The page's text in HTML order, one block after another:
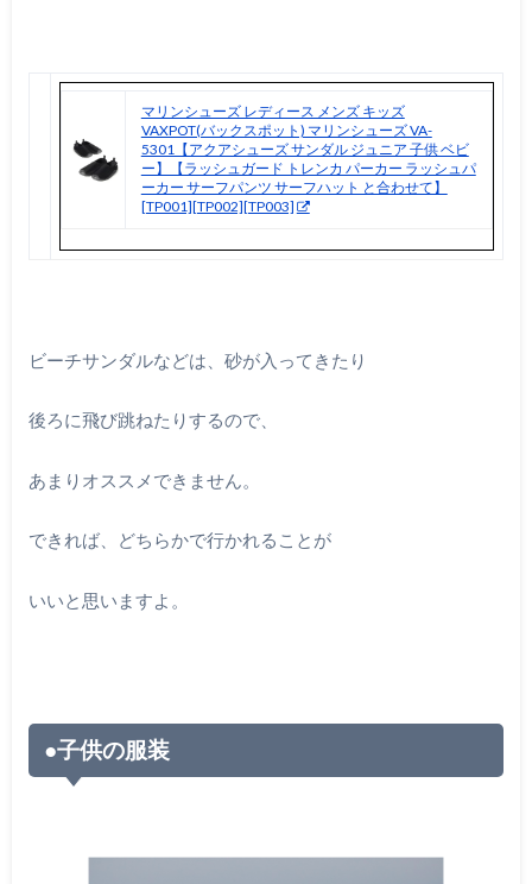
マリンシューズ レディース メンズ キッズ
VAXPOT(バックスポット) マリンシューズ VA-
5301【アクアシューズ サンダル ジュニア 子供 ベビ
ー】【ラッシュガード トレンカ パーカー ラッシュパ
ーカー サーフパンツ サーフハット と合わせて】
[TP001][TP002][TP003]
ビーチサンダルなどは、砂が入ってきたり
後ろに飛び跳ねたりするので、
あまりオススメできません。
できれば、どちらかで行かれることが
いいと思いますよ。
●子供の服装